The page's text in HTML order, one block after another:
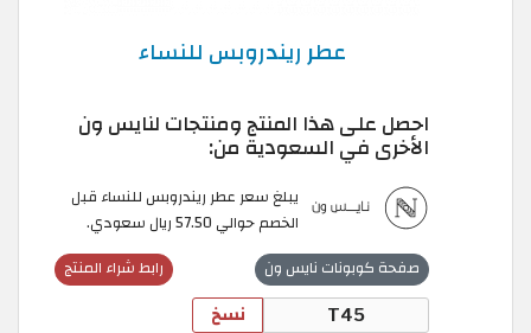
عطر ريندروبس للنساء
احصل على هذا المنتج ومنتجات لنايس ون
الأخرى في السعودية من:
يبلغ سعر عطر ريندروبس للنساء قبل
الخصم حوالي 57.50 ريال سعودي.
رابط شراء المنتج صفحة كوبونات نايس ون
نسخ